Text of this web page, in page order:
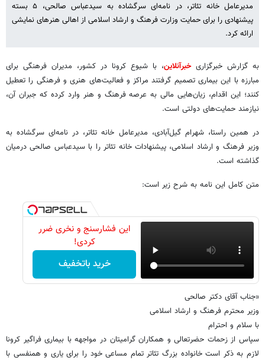
مدیرعامل خانه تئاتر، در نامه‌ای سرگشاده به سیدعباس صالحی، ۵ بسته
پیشنهادی را برای حمایت وزارت فرهنگ و ارشاد اسلامی از اهالی هنرهای نمایشی
ارائه کرد.
به گزارش خبرگزاریخبرآنلاین، با شیوع کرونا در کشور، مدیران فرهنگی برای
مبارزه با این بیماری تصمیم گرفتند مراکز و فعالیت‌های هنری و فرهنگی را تعطیل
کنند؛ این اقدام، زیان‌هایی مالی به عرصه فرهنگ و هنر وارد کرده که جبران آن،
نیازمند حمایت‌های دولتی است.
در همین راستا، شهرام گیل‌آبادی، مدیرعامل خانه تئاتر، در نامه‌ای سرگشاده به
وزیر فرهنگ و ارشاد اسلامی، پیشنهادات خانه تئاتر را با سیدعباس صالحی درمیان
گذاشته است.
متن کامل این نامه به شرح زیر است:
این فشارسنج و نخری ضرر
کردی!
خرید باتخفیف
«جناب آقای دکتر صالحی
وزیر محترم فرهنگ و ارشاد اسلامی
با سلام و احترام
سپاس از زحمات حضرتعالی و همکاران گرامیتان در مواجهه با بیماری فراگیر کرونا
لازم به ذکر است خانواده بزرگ تئاتر تمام مساعی خود را برای یاری و همنفسی با